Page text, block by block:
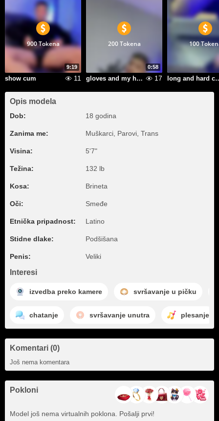
9:19
900 Tokena
show cum 11
0:58
200 Tokena
gloves and my hard big cock 17
100
long
Opis modela
Dob: 18 godina
Zanima me: Muškarci, Parovi, Trans
Visina: 5'7"
Težina: 132 lb
Kosa: Brineta
Oči: Smeđe
Etnička pripadnost: Latino
Stidne dlake: Podšišana
Penis: Veliki
Interesi
izvedba preko kamere svršavanje u pičku
chatanje svršavanje unutra plesanje
Komentari (0)
Još nema komentara
Pokloni
Model još nema virtualnih poklona. Pošalji prvi!